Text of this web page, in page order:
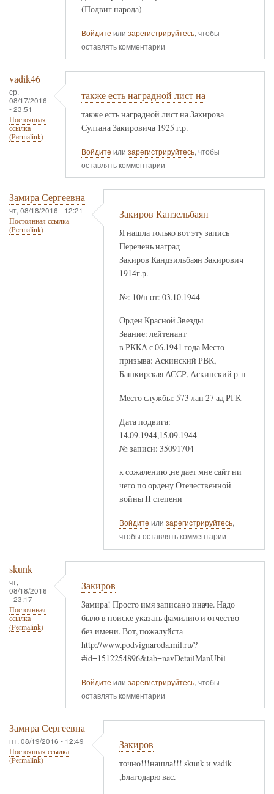
(Подвиг народа)
Войдите или зарегистрируйтесь, чтобы
оставлять комментарии
vadik46
ср,
08/17/2016
- 23:51
Постоянная
ссылка
(Permalink)
также есть наградной лист на
также есть наградной лист на Закирова
Султана Закировича 1925 г.р.
Войдите или зарегистрируйтесь, чтобы
оставлять комментарии
Замира Сергеевна
чт, 08/18/2016 - 12:21
Постоянная ссылка
(Permalink)
Закиров Канзельбаян
Я нашла только вот эту запись
Перечень наград
Закиров Кандзильбаян Закирович
1914г.р.
№: 10/н от: 03.10.1944
Орден Красной Звезды
Звание: лейтенант
в РККА с 06.1941 года Место
призыва: Аскинский РВК,
Башкирская АССР, Аскинский р-н
Место службы: 573 лап 27 ад РГК
Дата подвига:
14.09.1944,15.09.1944
№ записи: 35091704
к сожалению ,не дает мне сайт ни
чего по ордену Отечественной
войны II степени
Войдите или зарегистрируйтесь,
чтобы оставлять комментарии
skunk
чт,
08/18/2016
- 23:17
Постоянная
ссылка
(Permalink)
Закиров
Замира! Просто имя записано иначе. Надо
было в поиске указать фамилию и отчество
без имени. Вот, пожалуйста
http://www.podvignaroda.mil.ru/?
#id=1512254896&tab=navDetailManUbil
Войдите или зарегистрируйтесь, чтобы
оставлять комментарии
Замира Сергеевна
пт, 08/19/2016 - 12:49
Постоянная ссылка
(Permalink)
Закиров
точно!!!нашла!!! skunk и vadik
,Благодарю вас.